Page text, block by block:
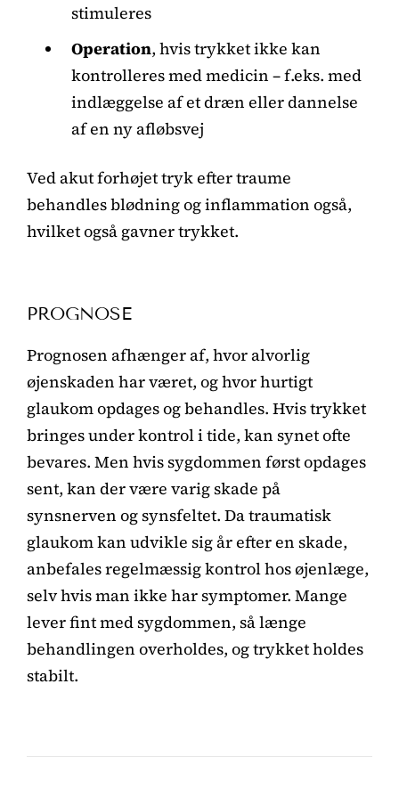
stimuleres
Operation, hvis trykket ikke kan
kontrolleres med medicin – f.eks. med
indlæggelse af et dræn eller dannelse
af en ny afløbsvej
Ved akut forhøjet tryk efter traume
behandles blødning og inflammation også,
hvilket også gavner trykket.
PROGNOSE
Prognosen afhænger af, hvor alvorlig
øjenskaden har været, og hvor hurtigt
glaukom opdages og behandles. Hvis trykket
bringes under kontrol i tide, kan synet ofte
bevares. Men hvis sygdommen først opdages
sent, kan der være varig skade på
synsnerven og synsfeltet. Da traumatisk
glaukom kan udvikle sig år efter en skade,
anbefales regelmæssig kontrol hos øjenlæge,
selv hvis man ikke har symptomer. Mange
lever fint med sygdommen, så længe
behandlingen overholdes, og trykket holdes
stabilt.